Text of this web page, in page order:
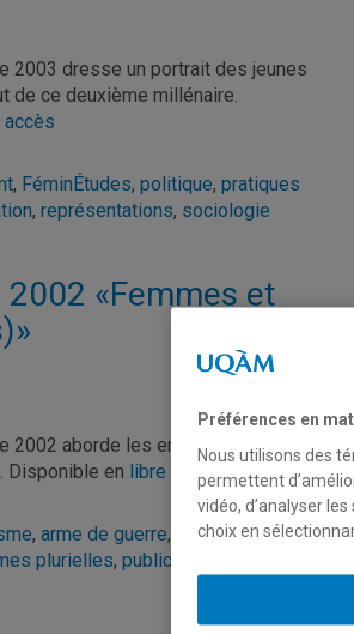
2003 dresse un portrait des jeunes
de ce deuxième millénaire.
accès
, FéminÉtudes, politique, pratiques
, représentations, sociologie
2002 «Femmes et
2002 aborde les enjeux des femmes
Disponible en libre accès
, arme de guerre, conflit,
plurielles, publication
Préférences en
Nous utilisons des
permettent
vidéo, d’analyser
choix en